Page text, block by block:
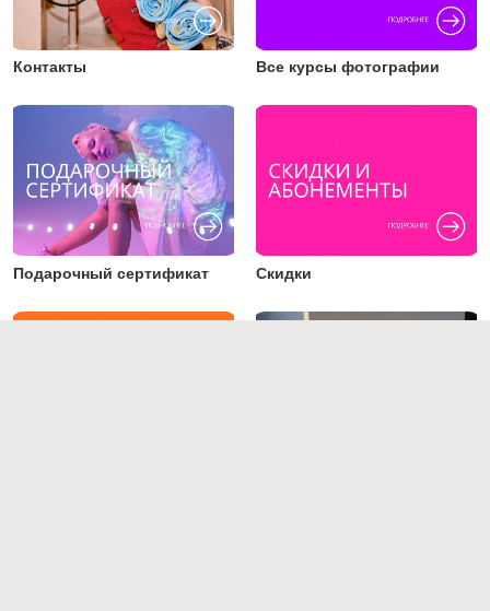
Контакты Все курсы фотографии
Подарочный сертификат Скидки